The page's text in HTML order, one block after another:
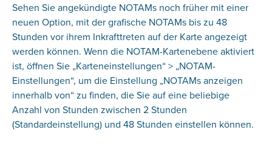
Sehen Sie angekündigte NOTAMs noch früher mit einer
neuen Option, mit der grafische NOTAMs bis zu 48
Stunden vor ihrem Inkrafttreten auf der Karte angezeigt
werden können. Wenn die NOTAM-Kartenebene aktiviert
ist, öffnen Sie „Karteneinstellungen“ > „NOTAM-
Einstellungen“, um die Einstellung „NOTAMs anzeigen
innerhalb von“ zu finden, die Sie auf eine beliebige
Anzahl von Stunden zwischen 2 Stunden
(Standardeinstellung) und 48 Stunden einstellen können.